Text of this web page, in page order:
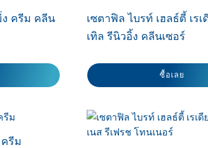
ไนอะซินาไมด์
น้ำมันสวีทอัลมอนด์
มดห่วงเรื่องผิวด้วย “สกิน
พาวเวอร์ โซลูชัน”
ล ซูธติ้ง โฟมวอช
วสุขภาพดีแบบฉบับเซตา
ง ครีม คลีน
เซตาฟิล ไบรท์ เฮลธ์ตี้ เร
เทิล รีนิวอิ้ง คลีนเซอร์
ซื้อเลย
รีม